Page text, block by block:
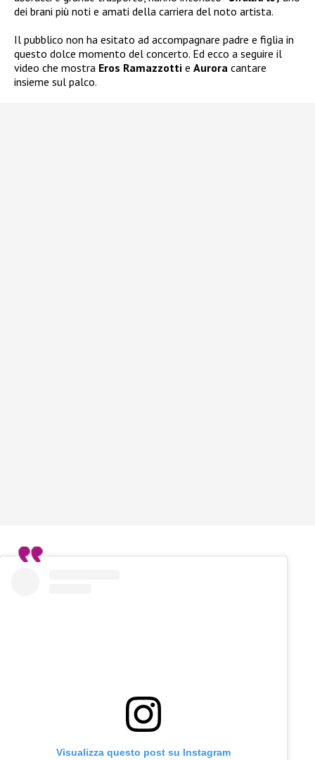
dei brani più noti e amati della carriera del noto artista.
Il pubblico non ha esitato ad accompagnare padre e figlia in
questo dolce momento del concerto. Ed ecco a seguire il
video che mostra Eros Ramazzotti e Aurora cantare
insieme sul palco.
Visualizza questo post su Instagram